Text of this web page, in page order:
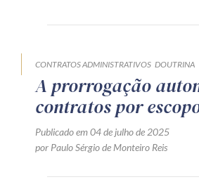
Orientação por
Mentoria Zênite
Capacitação
CONTRATOS ADMINISTRATIVOS DOUTRINA
A prorrogação
contratos por
Publicado em 04 de julho de 2025
por Paulo Sérgio de Monteiro Reis